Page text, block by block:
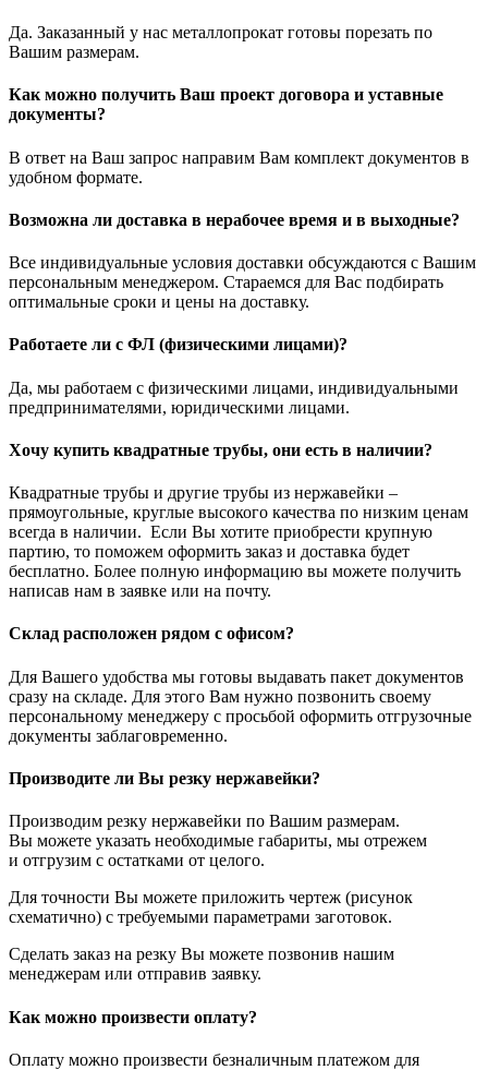
Да. Заказанный у нас металлопрокат готовы порезать по
Вашим размерам.
Как можно получить Ваш проект договора и уставные
документы?
В ответ на Ваш запрос направим Вам комплект документов в
удобном формате.
Возможна ли доставка в нерабочее время и в выходные?
Все индивидуальные условия доставки обсуждаются с Вашим
персональным менеджером. Стараемся для Вас подбирать
оптимальные сроки и цены на доставку.
Работаете ли с ФЛ (физическими лицами)?
Да, мы работаем с физическими лицами, индивидуальными
предпринимателями, юридическими лицами.
Хочу купить квадратные трубы, они есть в наличии?
Квадратные трубы и другие трубы из нержавейки –
прямоугольные, круглые высокого качества по низким ценам
всегда в наличии. Если Вы хотите приобрести крупную
партию, то поможем оформить заказ и доставка будет
бесплатно. Более полную информацию вы можете получить
написав нам в заявке или на почту.
Склад расположен рядом с офисом?
Для Вашего удобства мы готовы выдавать пакет документов
сразу на складе. Для этого Вам нужно позвонить своему
персональному менеджеру с просьбой оформить отгрузочные
документы заблаговременно.
Производите ли Вы резку нержавейки?
Производим резку нержавейки по Вашим размерам.
Вы можете указать необходимые габариты, мы отрежем
и отгрузим с остатками от целого.
Для точности Вы можете приложить чертеж (рисунок
схематично) с требуемыми параметрами заготовок.
Сделать заказ на резку Вы можете позвонив нашим
менеджерам или отправив заявку.
Как можно произвести оплату?
Оплату можно произвести безналичным платежом для